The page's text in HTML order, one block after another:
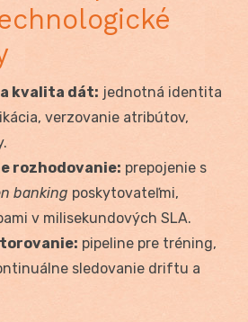
kvalita dát: jednotná identita
verzovanie atribútov,
rozhodovanie: prepojenie s
banking poskytovateľmi,
v milisekundových SLA.
pipeline pre tréning,
sledovanie driftu a